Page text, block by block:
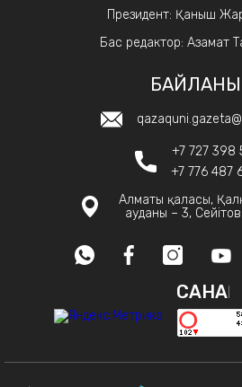
Президент: Қаныш
Бас редактор: Азамат
+7 727 398
+7 776 487
Алматы қаласы,
ауданы – 3, Сейітов
САНАҚ